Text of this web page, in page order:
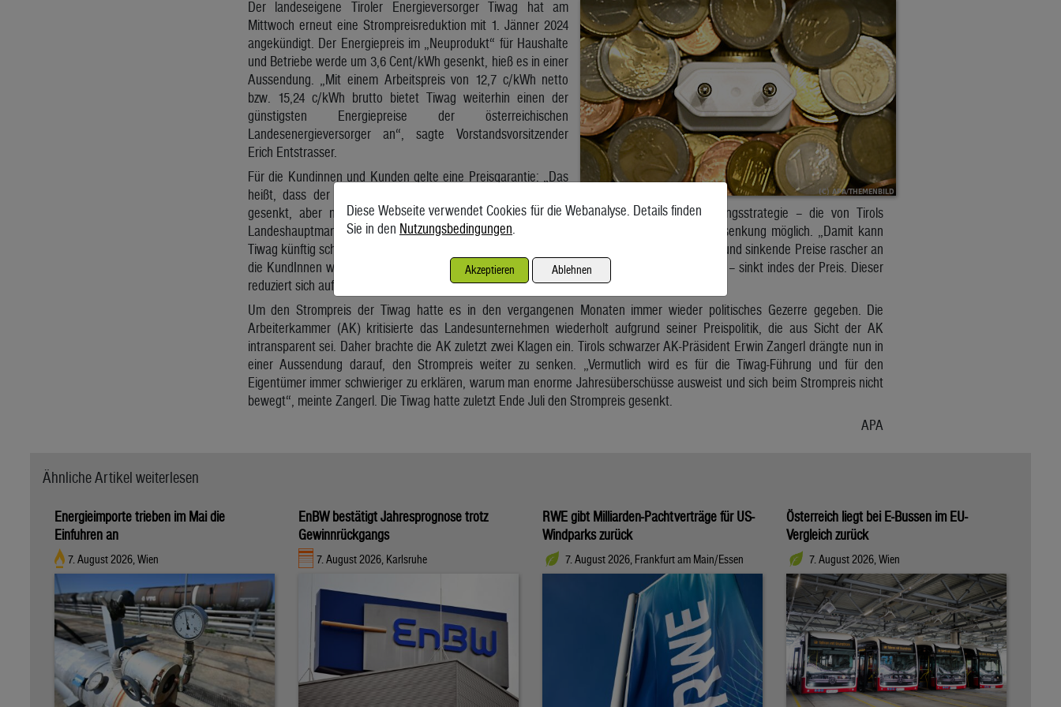
Der landeseigene Tiroler Energieversorger Tiwag hat am
Mittwoch erneut eine Strompreisreduktion mit 1. Jänner 2024
angekündigt. Der Energiepreis im „Neuprodukt“ für Haushalte
und Betriebe werde um 3,6 Cent/kWh gesenkt, hieß es in einer
Aussendung. „Mit einem Arbeitspreis von 12,7 c/kWh netto
bzw. 15,24 c/kWh brutto bietet Tiwag weiterhin einen der
günstigsten Energiepreise der österreichischen
Landesenergieversorger an“, sagte Vorstandsvorsitzender
Erich Entstrasser.
Für die Kundinnen und Kunden gelte eine Preisgarantie: „Das
heißt, dass der Energiepreis bis zum Jahresende 2024 nur
gesenkt, aber nicht erhöht werden kann“, versicherte Entstrasser. Die neue Beschaffungsstrategie – die von Tirols
Landeshauptmann und Eigentümervertreter gefordert worden war – mache die Strompreissenkung möglich. „Damit kann
Tiwag künftig schneller auf die Preisentwicklungen an den internationalen Märkten reagieren und sinkende Preise rascher an
die KundInnen weitergeben“, hieß es. Auch im „Altprodukt“ – das nicht mehr vergeben wird – sinkt indes der Preis. Dieser
reduziert sich auf 21,72 Cent/kWh.
Um den Strompreis der Tiwag hatte es in den vergangenen Monaten immer wieder politisches Gezerre gegeben. Die
Arbeiterkammer (AK) kritisierte das Landesunternehmen wiederholt aufgrund seiner Preispolitik, die aus Sicht der AK
intransparent sei. Daher brachte die AK zuletzt zwei Klagen ein. Tirols schwarzer AK-Präsident Erwin Zangerl drängte nun in
einer Aussendung darauf, den Strompreis weiter zu senken. „Vermutlich wird es für die Tiwag-Führung und für den
Eigentümer immer schwieriger zu erklären, warum man enorme Jahresüberschüsse ausweist und sich beim Strompreis nicht
bewegt“, meinte Zangerl. Die Tiwag hatte zuletzt Ende Juli den Strompreis gesenkt.
APA
Ähnliche Artikel weiterlesen
Energieimporte trieben im Mai die
Einfuhren an
7. August 2026, Wien
EnBW bestätigt Jahresprognose trotz
Gewinnrückgangs
7. August 2026, Karlsruhe
RWE gibt Milliarden-Pachtverträge für US-
Windparks zurück
7. August 2026, Frankfurt am Main/Essen
Österreich liegt bei E-Bussen im EU-
Vergleich zurück
7. August 2026, Wien
Diese Webseite verwendet Cookies für die Webanalyse. Details finden
Sie in den Nutzungsbedingungen.
Akzeptieren Ablehnen